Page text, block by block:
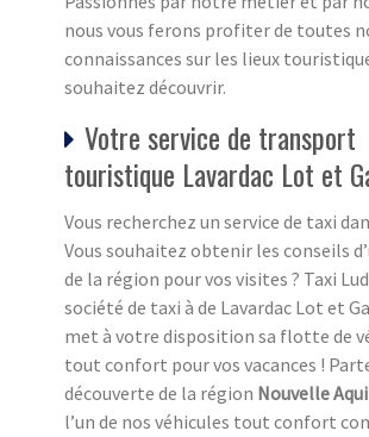
nous vous ferons profiter de toutes
connaissances sur les lieux
souhaitez découvrir.
Votre service de transport
touristique Lavardac Lot et
Vous recherchez un service de taxi
Vous souhaitez obtenir les conseils
de la région pour vos visites ? Taxi
société de taxi à de Lavardac Lot et
met à votre disposition sa flotte de
tout confort pour vos vacances !
découverte de la région Nouvelle
l’un de nos véhicules tout confort